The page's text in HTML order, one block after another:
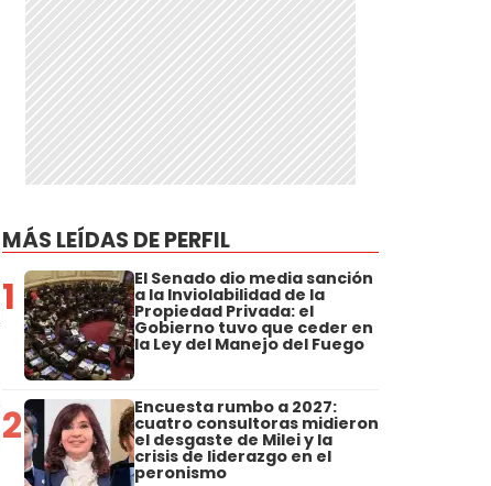
MÁS LEÍDAS DE PERFIL
1 El Senado dio media sanción
a la Inviolabilidad de la
Propiedad Privada: el
Gobierno tuvo que ceder en
la Ley del Manejo del Fuego
2 Encuesta rumbo a 2027:
cuatro consultoras midieron
el desgaste de Milei y la
crisis de liderazgo en el
peronismo